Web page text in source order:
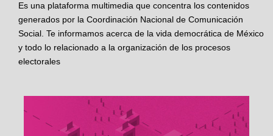
Es una plataforma multimedia que concentra los contenidos
generados por la Coordinación Nacional de Comunicación
Social. Te informamos acerca de la vida democrática de México
y todo lo relacionado a la organización de los procesos
electorales